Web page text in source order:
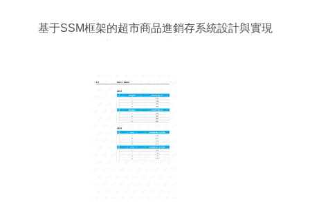
基于SSM框架的超市商品進銷存系統設計與實現